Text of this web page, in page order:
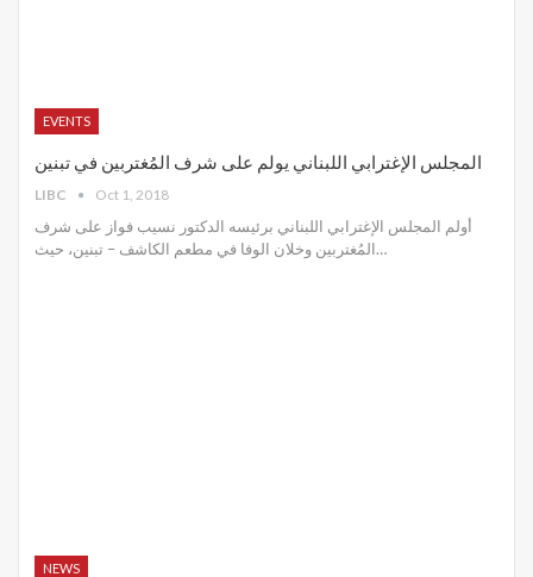
EVENTS
المجلس الإغترابي اللبناني يولم على شرف المُغتربين في تبنين
LIBC Oct 1, 2018
أولم المجلس الإغترابي اللبناني برئيسه الدكتور نسيب فواز على شرف
المُغتربين وخلان الوفا في مطعم الكاشف – تبنين، حيث…
NEWS